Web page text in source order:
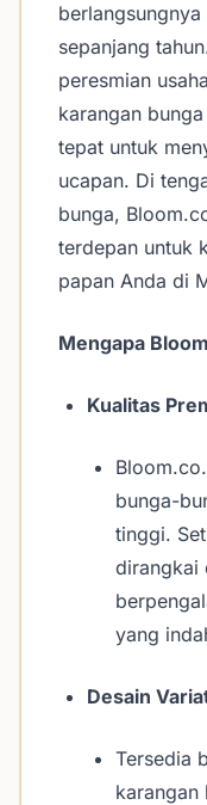
sepanjang
peresmian
karangan
tepat untuk
ucapan. Di
bunga,
terdepan untuk
papan Anda di
Mengapa
Kualitas
bunga-
tinggi.
dirangkai
yang
Desain
Tersedia
karangan